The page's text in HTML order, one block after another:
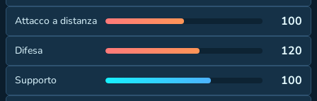
Attacco a distanza 100
Difesa 120
Supporto 100